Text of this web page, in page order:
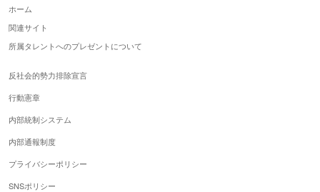
ホーム
関連サイト
所属タレントへのプレゼントについて
反社会的勢力排除宣言
行動憲章
内部統制システム
内部通報制度
プライバシーポリシー
SNSポリシー